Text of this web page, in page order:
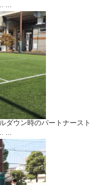
...
ダウン時のパートナースト
...